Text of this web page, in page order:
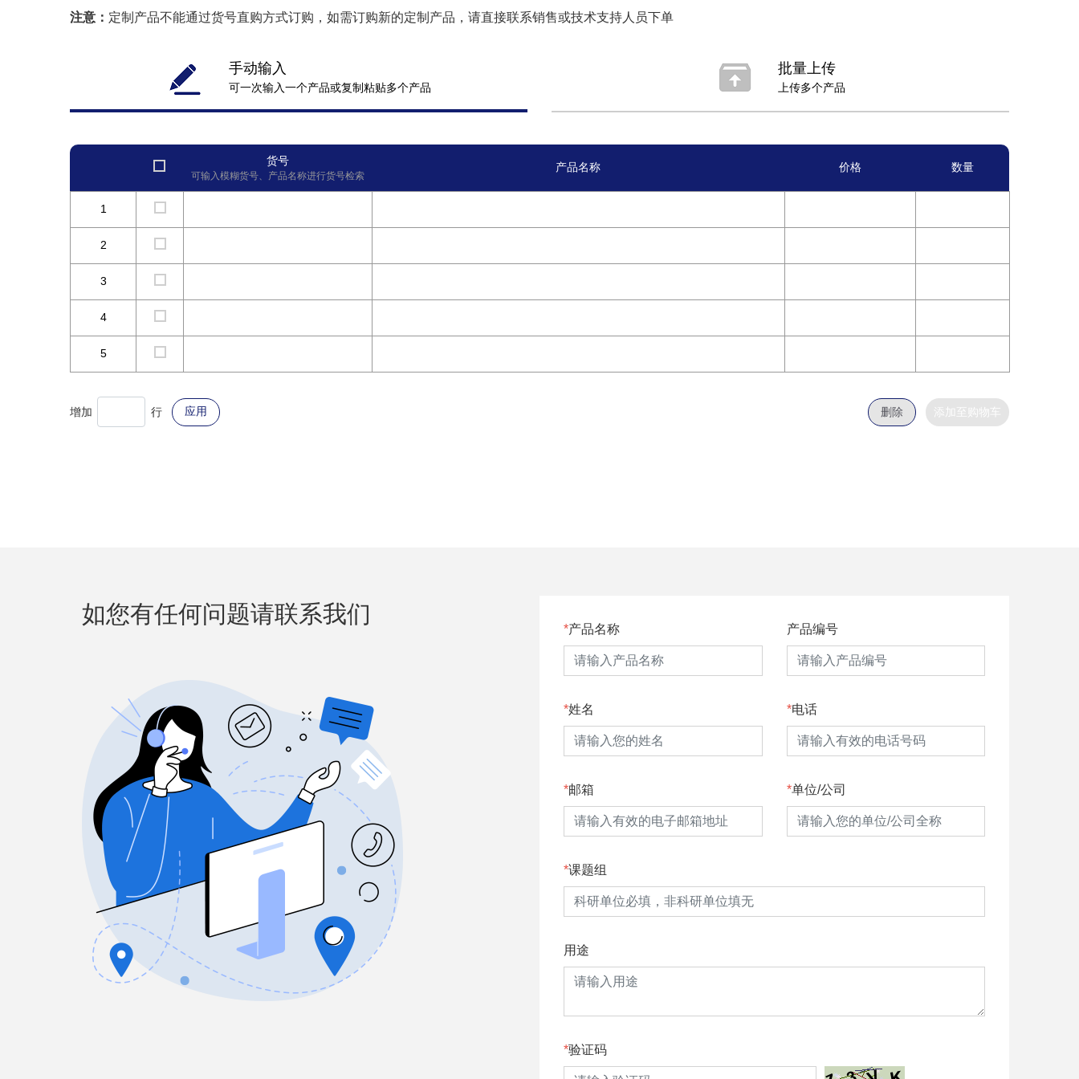
注意： 定制产品不能通过货号直购方式订购，如需订购新的定制产品，请直接联系销售或技术支持人员下单
手动输入
可一次输入一个产品或复制粘贴多个产品
批量上传
上传多个产品
货号
可输入模糊货号、产品名称进行货号检索
产品名称 价格 数量
1
2
3
4
5
增加 行 应用 删除 添加至购物车
如您有任何问题请联系我们
产品名称 产品编号
姓名 电话
邮箱 单位/公司
课题组
用途
验证码